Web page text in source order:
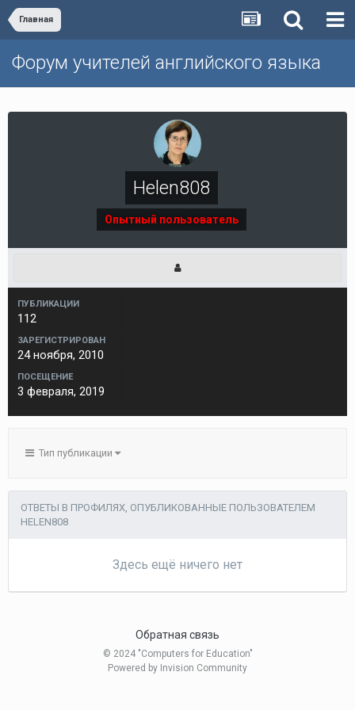
Главная
Форум учителей английского языка
Helen808
Опытный пользователь
ПУБЛИКАЦИИ
112
ЗАРЕГИСТРИРОВАН
24 ноября, 2010
ПОСЕЩЕНИЕ
3 февраля, 2019
Тип публикации
ОТВЕТЫ В ПРОФИЛЯХ, ОПУБЛИКОВАННЫЕ ПОЛЬЗОВАТЕЛЕМ
HELEN808
Здесь ещё ничего нет
Обратная связь
© 2024 "Computers for Education"
Powered by Invision Community